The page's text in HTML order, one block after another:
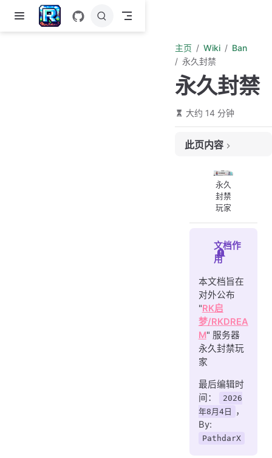
跳至主要內容
主页 Wiki
Ban
永久封禁
永久封禁
大约 14 分钟
此页内容
2026.7.24
2026.7.12
2026.6.25
2026.3.7
2026.1.26
2026.1.19
2026.1.7
2025.9.10
2025.9.8
2025.8.28
2025.8.23
2025.8.12
2025.8.4
2025.7.22
永久
封禁
玩家
文档作
用
本文档旨在
对外公布
"RK启
梦/RKDREA
M" 服务器
永久封禁玩
家
最后编辑时
间：
2026
年8月4日
，
By:
PathdarX